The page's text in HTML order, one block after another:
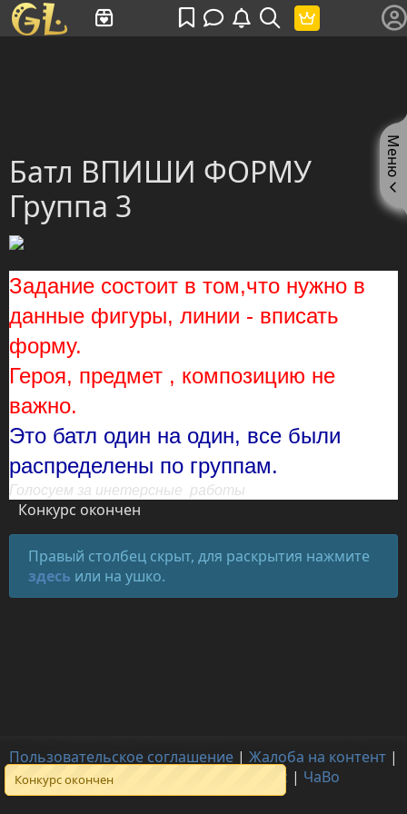
Батл ВПИШИ ФОРМУ
Группа 3
Задание состоит в том,что нужно в
данные фигуры, линии - вписать
форму.
Героя, предмет , композицию не
важно.
Это батл один на один, все были
распределены по группам.
Голосуем за инетерсные работы
Конкурс окончен
Правый столбец скрыт, для раскрытия нажмите
здесь или на ушко.
Меню
Конкурс окончен
Пользовательское соглашение | Жалоба на контент |
Для правообладателей
О нас | ЧаВо